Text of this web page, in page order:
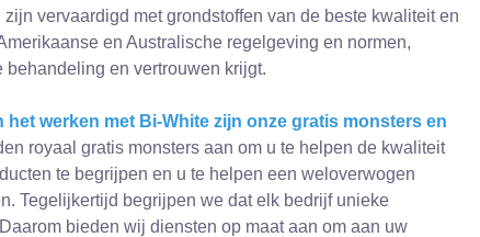
vervaardigd met grondstoffen van de beste kwaliteit en
en Australische regelgeving en normen,
en vertrouwen krijgt.
het werken met Bi-White zijn onze gratis monsters en
royaal gratis monsters aan om u te helpen de kwaliteit
te begrijpen en u te helpen een weloverwogen
Tegelijkertijd begrijpen we dat elk bedrijf unieke
bieden wij diensten op maat aan om aan uw